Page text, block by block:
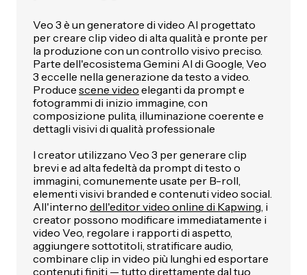
Veo 3 è un generatore di video AI progettato
per creare clip video di alta qualità e pronte per
la produzione con un controllo visivo preciso.
Parte dell'ecosistema Gemini AI di Google, Veo
3 eccelle nella generazione da testo a video.
Produce scene video eleganti da prompt e
fotogrammi di inizio immagine, con
composizione pulita, illuminazione coerente e
dettagli visivi di qualità professionale
I creator utilizzano Veo 3 per generare clip
brevi e ad alta fedeltà da prompt di testo o
immagini, comunemente usate per B-roll,
elementi visivi branded e contenuti video social.
All'interno dell'editor video online di Kapwing , i
creator possono modificare immediatamente i
video Veo, regolare i rapporti di aspetto,
aggiungere sottotitoli, stratificare audio,
combinare clip in video più lunghi ed esportare
contenuti finiti — tutto direttamente dal tuo